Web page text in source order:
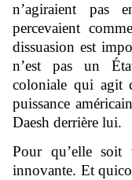
n’agiraient pas
percevaient
dissuasion est
n’est pas un
coloniale qui agit
puissance
Daesh derrière lui.
Pour qu’elle
innovante. Et